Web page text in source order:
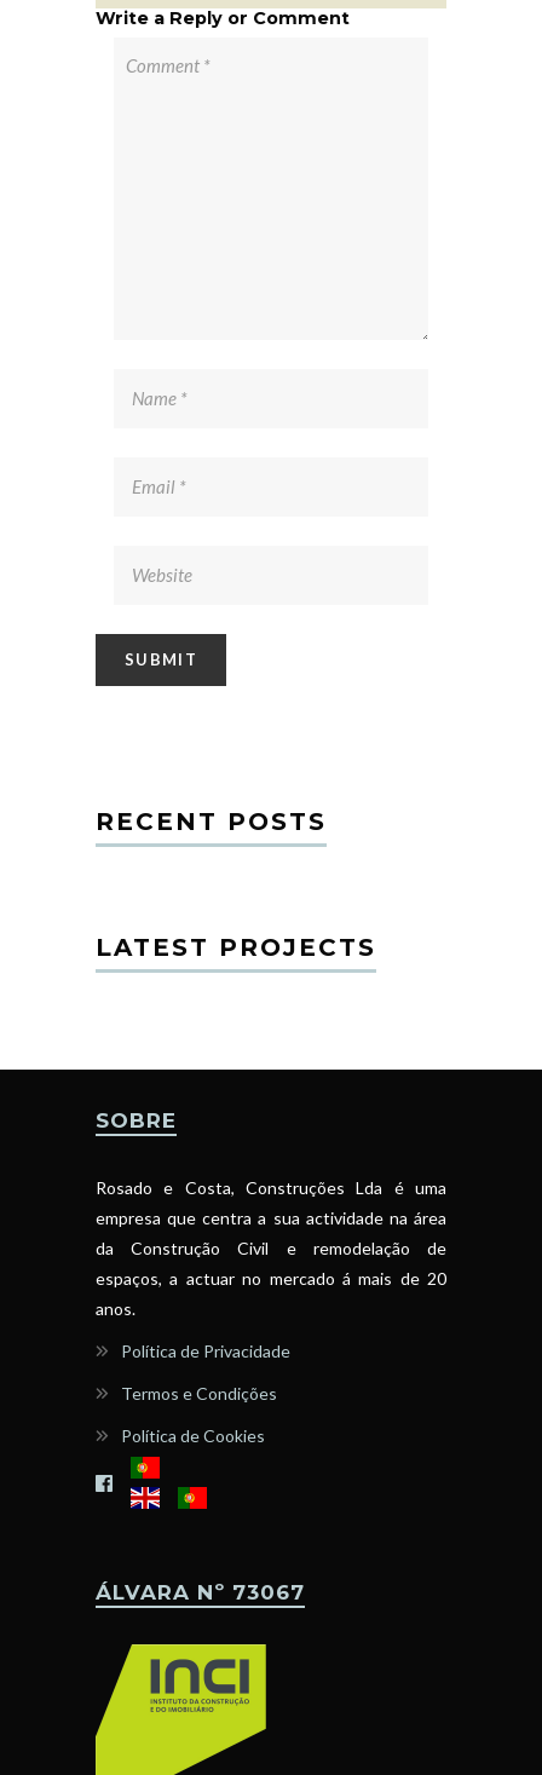
Write a Reply or Comment
RECENT POSTS
LATEST PROJECTS
SOBRE
Rosado e Costa, Construções Lda é uma
empresa que centra a sua actividade na área
da Construção Civil e remodelação de
espaços, a actuar no mercado á mais de 20
anos.
Política de Privacidade
Termos e Condições
Política de Cookies
ÁLVARA Nº 73067